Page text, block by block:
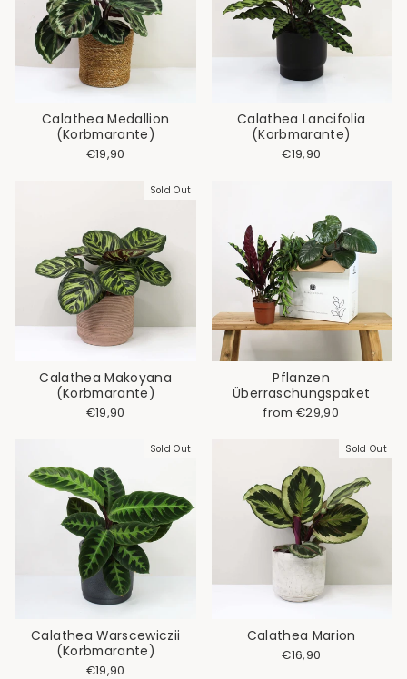
Calathea Medallion
(Korbmarante)
€19,90
Calathea Lancifolia
(Korbmarante)
€19,90
Sold Out
Calathea Makoyana
(Korbmarante)
€19,90
Pflanzen
Überraschungspaket
from €29,90
Sold Out
Calathea Warscewiczii
(Korbmarante)
€19,90
Sold Out
Calathea Marion
€16,90